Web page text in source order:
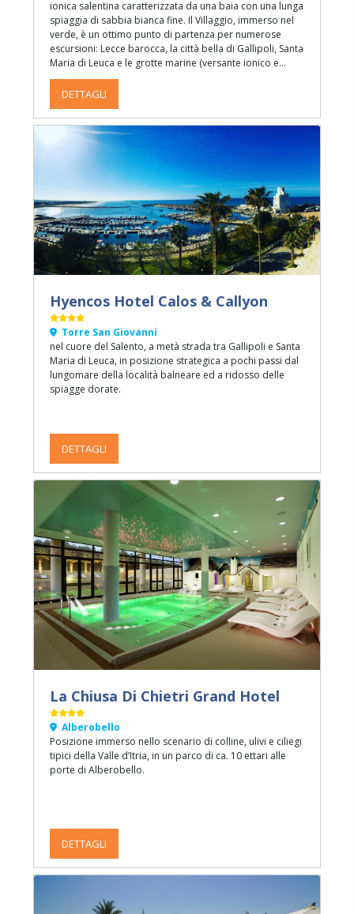
ionica salentina caratterizzata da una baia con una lunga
spiaggia di sabbia bianca fine. Il Villaggio, immerso nel
verde, è un ottimo punto di partenza per numerose
escursioni: Lecce barocca, la città bella di Gallipoli, Santa
Maria di Leuca e le grotte marine (versante ionico e
adriatico), Otranto, Castro e Santa Cesarea Terme.
Prevede sia la formula hotel (mezza pensione e
residence (solo negli appartamenti).
DETTAGLI
Hyencos Hotel Calos & Callyon
Torre San Giovanni
nel cuore del Salento, a metà strada tra Gallipoli e Santa
Maria di Leuca, in posizione strategica a pochi passi dal
lungomare della località balneare ed a ridosso delle
spiagge dorate.
DETTAGLI
La Chiusa Di Chietri Grand Hotel
Alberobello
Posizione immerso nello scenario di colline, ulivi e ciliegi
tipici della Valle d’Itria, in un parco di ca. 10 ettari alle
porte di Alberobello.
DETTAGLI